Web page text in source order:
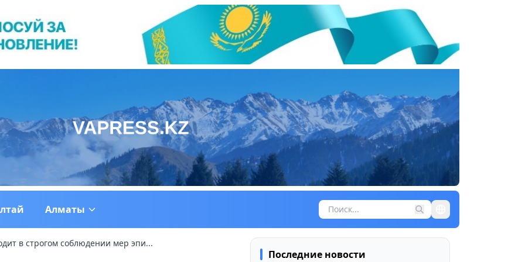
Алматы
в строгом соблюдении мер эпи...
Последние новости